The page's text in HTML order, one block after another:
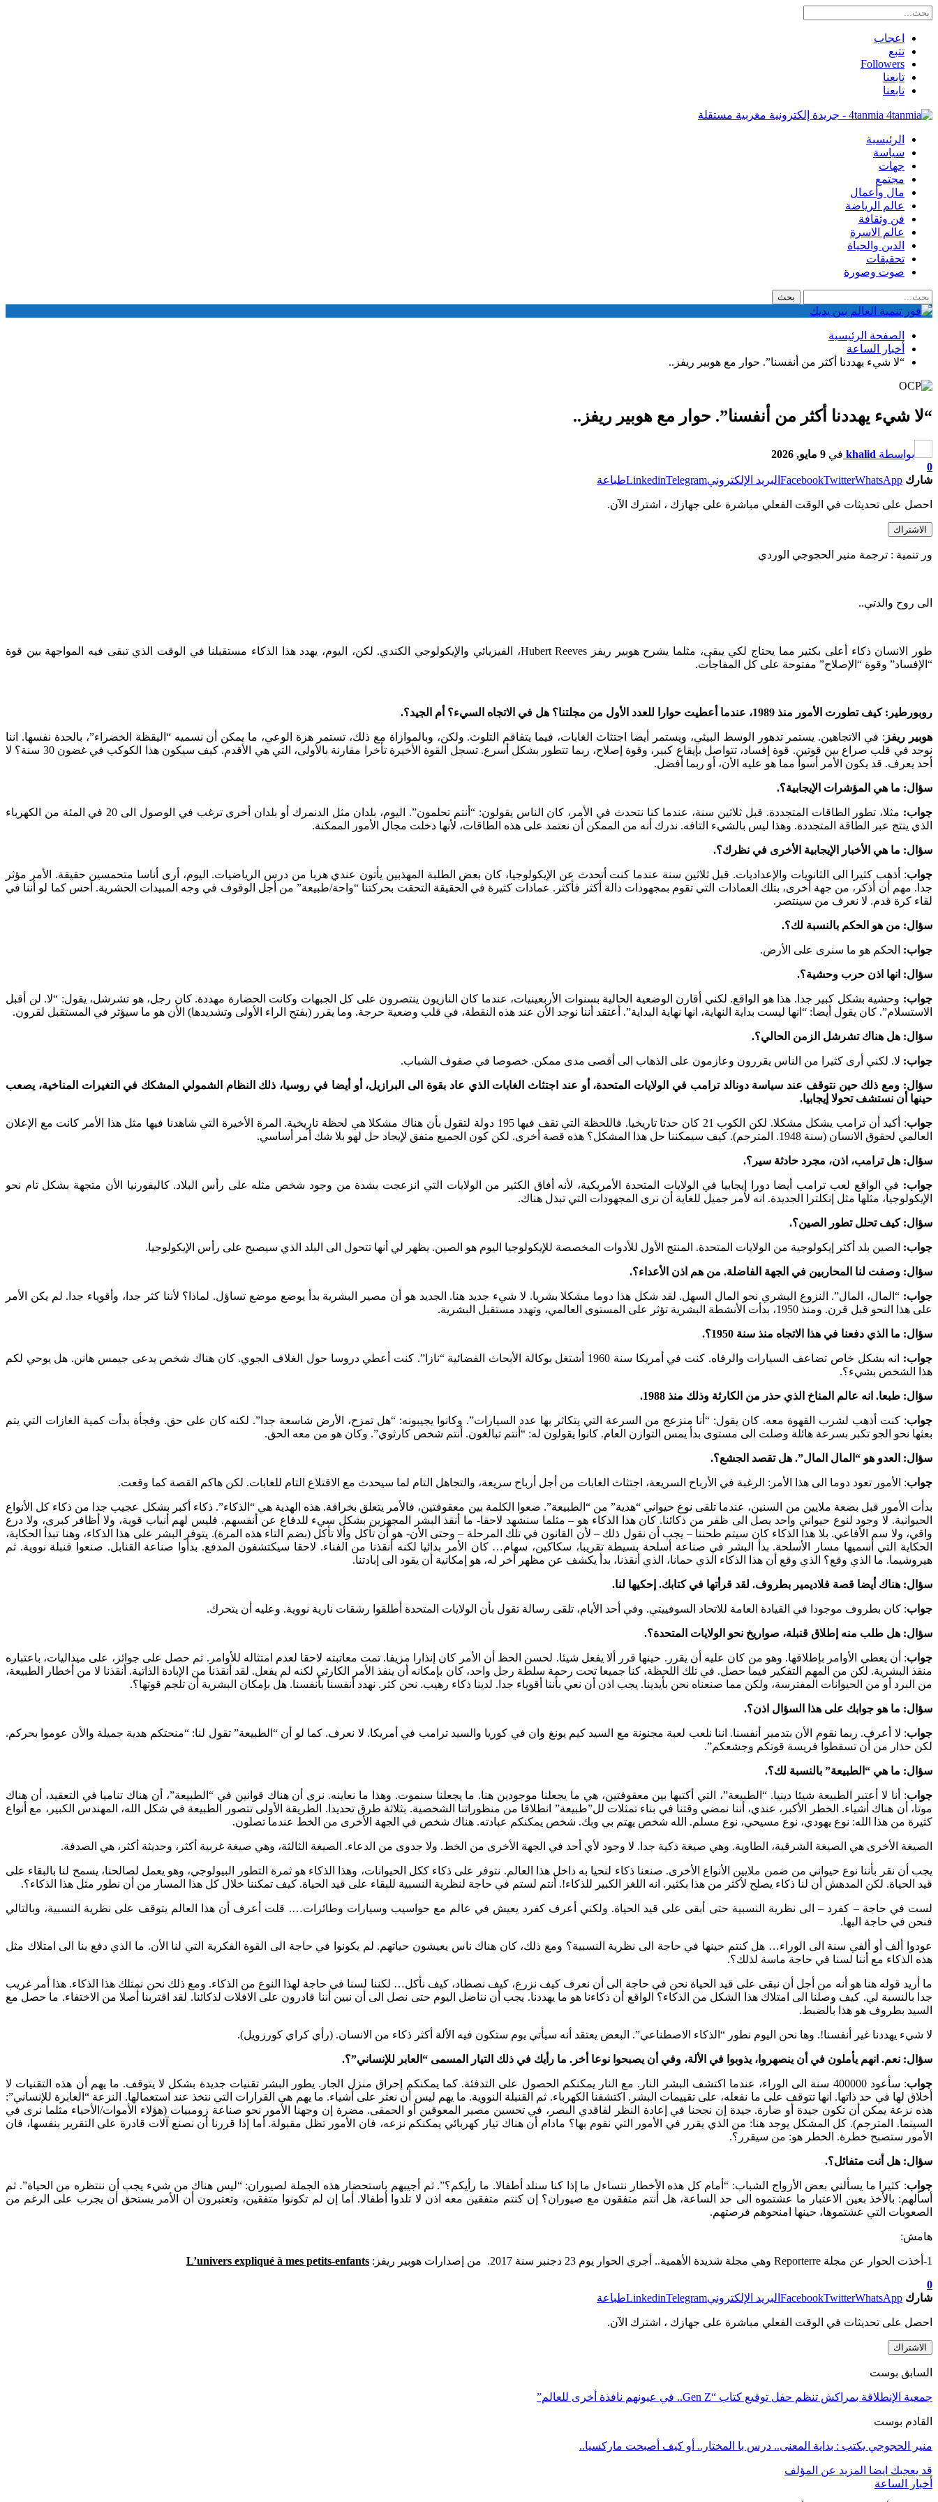
اعجاب
تتبع
Followers
تابعنا
تابعنا
4tanmia - جريدة إلكترونية مغربية مستقلة
الرئيسية
سياسة
جهات
مجتمع
مال وأعمال
عالم الرياضة
فن وثقافة
عالم الاسرة
الدين والحياة
تحقيقات
صوت وصورة
الصفحة الرئيسية
أخبار الساعة
“لا شيء يهددنا أكثر من أنفسنا”. حوار مع هوبير ريفز..
“لا شيء يهددنا أكثر من أنفسنا”. حوار مع هوبير ريفز..
بواسطة khalid في 9 مايو, 2026
0
شارك
FacebookTwitterWhatsApp البريد الإلكتروني LinkedinTelegram طباعة
احصل على تحديثات في الوقت الفعلي مباشرة على جهازك ، اشترك الآن.
الاشتراك
ور تنمية : ترجمة منير الحجوجي الوردي
الى روح والدتي..
طور الانسان ذكاء أعلى بكثير مما يحتاج لكي يبقى، مثلما يشرح هوبير ريفز Hubert Reeves، الفيزيائي والإيكولوجي الكندي. لكن، اليوم، يهدد هذا الذكاء مستقبلنا في الوقت الذي تبقى فيه المواجهة بين قوة
“الإفساد” وقوة “الإصلاح” مفتوحة على كل المفاجأت.
روبورطير: كيف تطورت الأمور منذ 1989، عندما أعطيت حوارا للعدد الأول من مجلتنا؟ هل في الاتجاه السيء؟ أم الجيد؟.
هوبير ريفز : في الاتجاهين. يستمر تدهور الوسط البيئي، ويستمر أيضا اجتثاث الغابات، فيما يتفاقم التلوث. ولكن، وبالموازاة مع ذلك، تستمر هزة الوعي، ما يمكن أن نسميه “اليقظة الخضراء”، بالحدة نفسها. اننا
نوجد في قلب صراع بين قوتين. قوة إفساد، تتواصل بإيقاع كبير، وقوة إصلاح، ربما تتطور بشكل أسرع. تسجل القوة الأخيرة تأخرا مقارنة بالأولى، التي هي الأقدم. كيف سيكون هذا الكوكب في غضون 30 سنة؟ لا
أحد يعرف. قد يكون الأمر أسوأ مما هو عليه الأن، أو ربما أفضل.
سؤال: ما هي المؤشرات الإيجابية؟.
جواب:
مثلا، تطور الطاقات المتجددة. قبل ثلاثين سنة، عندما كنا نتحدث في الأمر، كان الناس يقولون: “أنتم تحلمون”. اليوم، بلدان مثل الدنمرك أو بلدان أخرى ترغب في الوصول الى 20 في المئة من الكهرباء
الذي ينتج عبر الطاقة المتجددة. وهذا ليس بالشيء التافه. ندرك أنه من الممكن أن نعتمد على هذه الطاقات، لأنها دخلت مجال الأمور الممكنة.
سؤال: ما هي الأخبار الإيجابية الأخرى في نظرك؟.
جواب: أذهب كثيرا الى الثانويات والإعداديات. قبل ثلاثين سنة عندما كنت أتحدث عن الإيكولوجيا، كان بعض الطلبة المهذبين يأتون عندي هربا من درس الرياضيات. اليوم، أرى أناسا متحمسين حقيقة. الأمر مؤثر
جدا. مهم أن أذكر، من جهة أخرى، بتلك العمادات التي تقوم بمجهودات دالة أكثر فأكثر. عمادات كثيرة في الحقيقة التحقت بحركتنا “واحة/طبيعة” من أجل الوقوف في وجه المبيدات الحشرية. أحس كما لو أننا في
لقاء كرة قدم. لا نعرف من سينتصر.
سؤال: من هو الحكم بالنسبة لك؟.
جواب: الحكم هو ما سنرى على الأرض.
سؤال: انها اذن حرب وحشية؟.
جواب: وحشية بشكل كبير جدا. هذا هو الواقع. لكني أقارن الوضعية الحالية بسنوات الأربعينيات، عندما كان النازيون ينتصرون على كل الجبهات وكانت الحضارة مهددة. كان رجل، هو تشرشل، يقول: “لا. لن أقبل
الاستسلام”. كان يقول أيضا: “انها ليست بداية النهاية، انها نهاية البداية”. أعتقد أننا نوجد الأن عند هذه النقطة، في قلب وضعية حرجة. وما يقرر (بفتح الراء الأولى وتشديدها) الأن هو ما سيؤثر في المستقبل لقرون.
سؤال: هل هناك تشرشل الزمن الحالي؟.
جواب: لا. لكني أرى كثيرا من الناس يقررون وعازمون على الذهاب الى أقصى مدى ممكن. خصوصا في صفوف الشباب.
سؤال: ومع ذلك حين نتوقف عند سياسة دونالد ترامب في الولايات المتحدة، أو عند اجتثاث الغابات الذي عاد بقوة الى البرازيل، أو أيضا في روسيا، ذلك النظام الشمولي المشكك في التغيرات المناخية، يصعب
حينها أن نستشف تحولا إيجابيا.
جواب
: أكيد أن ترامب يشكل مشكلا. لكن الكوب 21 كان حدثا تاريخيا. فاللحظة التي تقف فيها 195 دولة لتقول بأن هناك مشكلا هي لحظة تاريخية. المرة الأخيرة التي شاهدنا فيها مثل هذا الأمر كانت مع الإعلان
العالمي لحقوق الانسان (سنة 1948. المترجم). كيف سيمكننا حل هذا المشكل؟ هذه قصة أخرى. لكن كون الجميع متفق لإيجاد حل لهو بلا شك أمر أساسي.
سؤال: هل ترامب، اذن، مجرد حادثة سير؟.
جواب: في الواقع لعب ترامب أيضا دورا إيجابيا في الولايات المتحدة الأمريكية، لأنه أفاق الكثير من الولايات التي انزعجت بشدة من وجود شخص مثله على رأس البلاد. كاليفورنيا الأن متجهة بشكل تام نحو
الإيكولوجيا، مثلها مثل إنكلترا الجديدة. انه لأمر جميل للغاية أن نرى المجهودات التي تبذل هناك.
سؤال: كيف تحلل تطور الصين؟.
جواب: الصين بلد أكثر إيكولوجية من الولايات المتحدة. المنتج الأول للأدوات المخصصة للإيكولوجيا اليوم هو الصين. يظهر لي أنها تتحول الى البلد الذي سيصبح على رأس الإيكولوجيا.
سؤال: وصفت لنا المحاربين في الجهة الفاضلة. من هم اذن الأعداء؟.
جواب: “المال، المال”. النزوع البشري نحو المال السهل. لقد شكل هذا دوما مشكلا بشريا. لا شيء جديد هنا. الجديد هو أن مصير البشرية بدأ يوضع موضع تساؤل. لماذا؟ لأننا كثر جدا، وأقوياء جدا. لم يكن الأمر
على هذا النحو قبل قرن. ومنذ 1950، بدأت الأنشطة البشرية تؤثر على المستوى العالمي، وتهدد مستقبل البشرية.
سؤال: ما الذي دفعنا في هذا الاتجاه منذ سنة 1950؟.
جواب:
انه بشكل خاص تضاعف السيارات والرفاه. كنت في أمريكا سنة 1960 أشتغل بوكالة الأبحاث الفضائية “نازا”. كنت أعطي دروسا حول الغلاف الجوي. كان هناك شخص يدعى جيمس هانن. هل يوحي لكم
هذا الشخص بشيء؟.
سؤال: طبعا. انه عالم المناخ الذي حذر من الكارثة وذلك منذ 1988.
جواب: كنت أذهب لشرب القهوة معه. كان يقول: “أنا منزعج من السرعة التي يتكاثر بها عدد السيارات”. وكانوا يجيبونه: “هل تمزح، الأرض شاسعة جدا”. لكنه كان على حق. وفجأة بدأت كمية الغازات التي يتم
بعثها نحو الجو تكبر بسرعة هائلة وصلت الى مستوى بدأ يمس التوازن العام. كانوا يقولون له: “أنتم تبالغون. أنتم شخص كارثوي”. وكان هو من معه الحق.
سؤال: العدو هو “المال المال”. هل تقصد الجشع؟.
جواب: الأمور تعود دوما الى هذا الأمر: الرغبة في الأرباح السريعة، اجتثاث الغابات من أجل أرباح سريعة، والتجاهل التام لما سيحدث مع الاقتلاع التام للغابات. لكن هاكم القصة كما وقعت.
بدأت الأمور قبل بضعة ملايين من السنين، عندما تلقى نوع حيواني “هدية” من “الطبيعة”. ضعوا الكلمة بين معقوفتين، فالأمر يتعلق بخرافة. هذه الهدية هي “الذكاء”. ذكاء أكبر بشكل عجيب جدا من ذكاء كل الأنواع
الحيوانية. لا وجود لنوع حيواني واحد يصل الى ظفر من ذكائنا. كان هذا الذكاء هو – مثلما سنشهد لاحقا- ما أنقذ البشر المجهزين بشكل سيء للدفاع عن أنفسهم. فليس لهم أنياب قوية، ولا أظافر كبرى، ولا درع
واقي، ولا سم الأفاعي. بلا هذا الذكاء كان سيتم طحننا – يجب أن نقول ذلك – لأن القانون في تلك المرحلة – وحتى الأن- هو أن تأكل وألا تأكل (بضم التاء هذه المرة). يتوفر البشر على هذا الذكاء، وهنا تبدأ الحكاية،
الحكاية التي أسميها مسار الأسلحة. بدأ البشر في صناعة أسلحة بسيطة تقريبا، سكاكين، سهام… كان الأمر بدائيا لكنه أنقذنا من الفناء. لاحقا سيكتشفون المدفع. بدأوا صناعة القنابل. صنعوا قنبلة نووية. ثم
هيروشيما. ما الذي وقع؟ الذي وقع أن هذا الذكاء الذي حمانا، الذي أنقذنا، بدأ يكشف عن مظهر أخر له، هو إمكانية أن يقود الى إبادتنا.
سؤال: هناك أيضا قصة فلاديمير بطروف. لقد قرأتها في كتابك. حكيها لنا.
جواب: كان بطروف موجودا في القيادة العامة للاتحاد السوفييتي. وفي أحد الأيام، تلقى رسالة تقول بأن الولايات المتحدة أطلقوا رشقات نارية نووية. وعليه أن يتحرك.
سؤال: هل طلب منه طلاق قنبلة، صواريخ نحو الولايات المتحدة؟.
جواب: أن يعطي الأوامر بإطلاقها. وهو من كان عليه أن يقرر. حينها قرر ألا يفعل شيئا. لحسن الحظ أن الأمر كان إنذارا مزيفا. تمت معاتبته لاحقا لعدم امتثاله للأوامر. ثم حصل على جوائز، على ميداليات، باعتباره
منقذ البشرية. لكن من المهم التفكير فيما حصل. في تلك اللحظة، كنا جميعا تحت رحمة سلطة رجل واحد، كان بإمكانه أن ينفذ الأمر الكارثي لكنه لم يفعل. لقد أنقذنا من الإبادة الذاتية. أنقذنا لا من أخطار الطبيعة،
من البرد أو من الحيوانات المفترسة، ولكن مما صنعناه نحن بأيدينا. يجب اذن أن نعي بأننا أقوياء جدا. لدينا ذكاء رهيب. نحن كثر. نهدد أنفسنا بأنفسنا. هل بإمكان البشرية أن تلجم قوتها؟.
سؤال: ما هو جوابك على هذا السؤال اذن؟.
جواب: لا أعرف. ربما نقوم الأن بتدمير أنفسنا. اننا نلعب لعبة مجنونة مع السيد كيم يونغ وان في كوريا والسيد ترامب في أمريكا. لا نعرف. كما لو أن “الطبيعة” تقول لنا: “منحتكم هدية جميلة والأن عوموا بحركم.
لكن حذار من أن تسقطوا فريسة قوتكم وجشعكم”.
سؤال: ما هي “الطبيعة” بالنسبة لك؟.
جواب: أنا لا أعتبر الطبيعة شيئا دينيا. “الطبيعة”، التي أكتبها بين معقوفتين، هي ما يجعلنا موجودين هنا. ما يجعلنا سنموت. وهذا ما نعاينه. نرى أن هناك قوانين في “الطبيعة”، أن هناك تناميا في التعقيد، أن هناك
موتا، أن هناك أشياء. الخطر الأكبر، عندي، أننا نمضي وقتنا في بناء تمثلات لل”طبيعة” انطلاقا من منظوراتنا الشخصية. بثلاثة طرق تحديدا. الطريقة الأولى تتصور الطبيعة في شكل الله، المهندس الكبير، مع أنواع
كثيرة من هذا الله: نوع يهودي، نوع مسيحي، نوع مسلم. الله شخص يهتم بي وبك. شخص يمكنكم عبادته. هناك شخص في الجهة الأخرى من الخط عندما تصلون.
الصيغة الأخرى هي الصيغة الشرقية، الطاوية. وهي صيغة ذكية جدا. لا وجود لأي أحد في الجهة الأخرى من الخط. ولا جدوى من الدعاء. الصيغة الثالثة، وهي صيغة غربية أكثر، وحديثة أكثر، هي الصدفة.
يجب أن نقر بأننا نوع حيواني من ضمن ملايين الأنواع الأخرى. صنعنا ذكاء لنحيا به داخل هذا العالم. نتوفر على ذكاء ككل الحيوانات، وهذا الذكاء هو ثمرة التطور البيولوجي، وهو يعمل لصالحنا، يسمح لنا بالبقاء على
قيد الحياة. لكن المدهش أن لنا ذكاء يصلح لأكثر من هذا بكثير. انه اللغز الكبير للذكاء!. أنتم لستم في حاجة لنظرية النسبية للبقاء على قيد الحياة. كيف تمكننا خلال كل هذا المسار من أن نطور مثل هذا الذكاء؟.
لست في حاجة – كفرد – الى نظرية النسبية حتى أبقى على قيد الحياة. ولكني أعرف كفرد يعيش في عالم مع حواسيب وسيارات وطائرات…. قلت أعرف أن هذا العالم يتوقف على نظرية النسبية، وبالتالي
فنحن في حاجة اليها.
عودوا ألف أو ألفي سنة الى الوراء… هل كنتم حينها في حاجة الى نظرية النسبية؟ ومع ذلك، كان هناك ناس يعيشون حياتهم. لم يكونوا في حاجة الى القوة الفكرية التي لنا الأن. ما الذي دفع بنا الى امتلاك مثل
هذه الذكاء مع أننا لسنا في حاجة ماسة لذلك؟.
ما أريد قوله هنا هو أنه من أجل أن نبقى على قيد الحياة نحن في حاجة الى أن نعرف كيف نزرع، كيف نصطاد، كيف نأكل… لكننا لسنا في حاجة لهذا النوع من الذكاء. ومع ذلك نحن نمتلك هذا الذكاء. هذا أمر غريب
جدا بالنسبة لي. كيف وصلنا الى امتلاك هذا الشكل من الذكاء؟ الواقع أن ذكاءنا هو ما يهددنا. يجب أن نناضل اليوم حتى نصل الى أن نبين أننا قادرون على الافلات لذكائنا. لقد اقتربنا أصلا من الاختفاء. ما حصل مع
السيد بطروف هو هذا بالضبط.
لا شيء يهددنا غير أنفسنا!. وها نحن اليوم نطور “الذكاء الاصطناعي”. البعض يعتقد أنه سيأتي يوم ستكون فيه الألة أكثر ذكاء من الانسان. (رأي كراي كورزويل).
سؤال: نعم. انهم يأملون في أن ينصهروا، يذوبوا في الألة، وفي أن يصبحوا نوعا أخر. ما رأيك في ذلك التيار المسمى “العابر للإنساني”؟.
جواب
: سأعود 400000 سنة الى الوراء، عندما اكتشف البشر النار. مع النار يمكنكم الحصول على التدفئة. كما يمكنكم إحراق منزل الجار. يطور البشر تقنيات جديدة بشكل لا يتوقف. ما يهم أن هذه التقنيات لا
أخلاق لها في حد ذاتها. انها تتوقف على ما نفعله، على تقييمات البشر. اكتشفنا الكهرباء. ثم القنبلة النووية. ما يهم ليس أن نعثر على أشياء. ما يهم هي القرارات التي نتخذ عند استعمالها. النزعة “العابرة للإنساني”:
هذه نزعة يمكن أن تكون جيدة أو ضارة. جيدة إن نجحنا في إعادة النظر لفاقدي البصر، في تحسين مصير المعوقين أو الحمقى. مضرة إن وجهنا الأمور نحو صناعة زومبيات (هؤلاء الأموات/الأحياء مثلما نرى في
السينما. المترجم). كل المشكل يوجد هنا: من الذي يقرر في الأمور التي نقوم بها؟ مادام أن هناك تيار كهربائي يمكنكم نزعه، فان الأمور تظل مقبولة. أما إذا قررنا أن نصنع آلات قادرة على التقرير بنفسها، فان
الأمور ستصبح خطرة. الخطر هو: من سيقرر؟.
سؤال: هل أنت متفائل؟.
جواب: كثيرا ما يسألني بعض الأزواج الشباب: “أمام كل هذه الأخطار نتساءل ما إذا كنا سنلد أطفالا. ما رأيكم؟”. ثم أجيبهم باستحضار هذه الجملة لصيوران: “ليس هناك من شيء يجب أن ننتظره من الحياة”. ثم
أسألهم: بالأخذ بعين الاعتبار ما عشتموه الى حد الساعة، هل أنتم متفقون مع صيوران؟ إن كنتم متفقين معه اذن لا تلدوا أطفالا. أما إن لم تكونوا متفقين، وتعتبرون أن الأمر يستحق أن يجرب على الرغم من
الصعوبات التي عشتموها، حينها امنحوهم فرصتهم.
هامش:
1-أخذت الحوار عن مجلة Reporterre وهي مجلة شديدة الأهمية.. أجري الحوار يوم 23 دجنبر سنة 2017. من إصدارات هوبير ريفز:
L’univers expliqué à mes petits-enfants
0
شارك
FacebookTwitterWhatsApp البريد الإلكتروني LinkedinTelegram طباعة
احصل على تحديثات في الوقت الفعلي مباشرة على جهازك ، اشترك الآن.
الاشتراك
السابق بوست
جمعية الإنطلاقة بمراكش تنظم حفل توقيع كتاب “Gen Z.. في عيونهم نافذة أخرى للعالم”
القادم بوست
منير الحجوجي يكتب : بداية المعنى.. درس با المختار.. أو كيف أصبحت ماركسيا..
قد يعجبك ايضا المزيد عن المؤلف
أخبار الساعة